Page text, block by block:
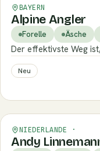
BAYERN
Alpine Angler
Forelle Äsche
Der effektivste Weg
Neu
NIEDERLANDE ·
Andy